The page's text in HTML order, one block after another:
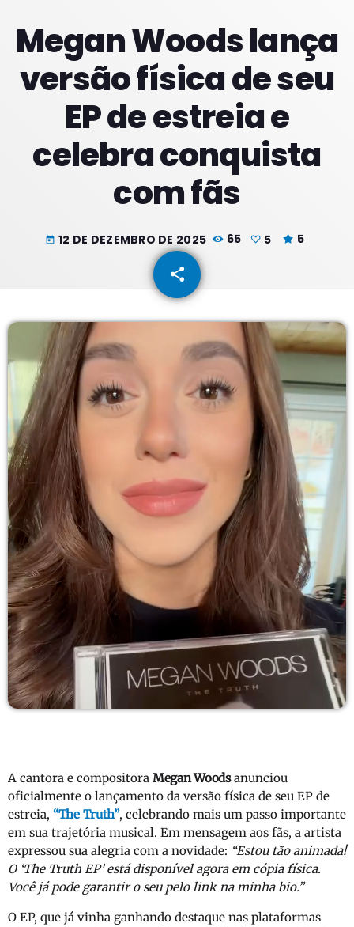
PROXIMOS PROGRAMAS
Tardes
COM RODRIGÃO
14:00 - 17:59
Noites
18:00 - 21:59
Noite Maior
22:00 - 23:59
Megan Woods lança
versão física de seu
EP de estreia e
celebra conquista
com fãs
today 12 DE DEZEMBRO DE 2025 65 5 5
share
email
A cantora e compositora Megan Woodsanunciou
oficialmente o lançamento da versão física de seu EP de
estreia, “The Truth”, celebrando mais um passo importante
em sua trajetória musical. Em mensagem aos fãs, a artista
expressou sua alegria com a novidade: “Estou tão animada!
O ‘The Truth EP’ está disponível agora em cópia física.
Você já pode garantir o seu pelo link na minha bio.”
O EP, que já vinha ganhando destaque nas plataformas